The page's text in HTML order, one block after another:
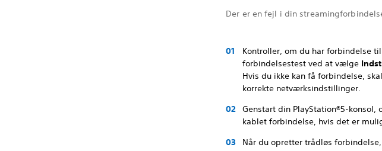
Der er en fejl i din
Kontroller, om du har forbindelse
forbindelsestest ved at vælge
Hvis du ikke kan få forbindelse,
korrekte netværksindstillinger.
Genstart din PlayStation®5-
kablet forbindelse, hvis det er
Når du opretter trådløs